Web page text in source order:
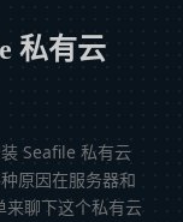
私有云
Seafile 私有云
原因在服务器和
来聊下这个私有云